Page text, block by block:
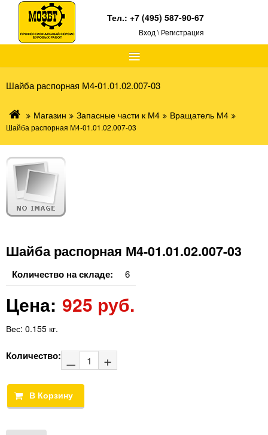
≡
Тел.:+7 (495) 587-90-67
Вход \ Регистрация
Шайба распорная М4-01.01.02.007-03
Магазин Запасные части к М4 Вращатель М4
Шайба распорная М4-01.01.02.007-03
Шайба распорная М4-01.01.02.007-03
Количество на складе: 6
Цена: 925 руб.
Вес: 0.155 кг.
Количество: